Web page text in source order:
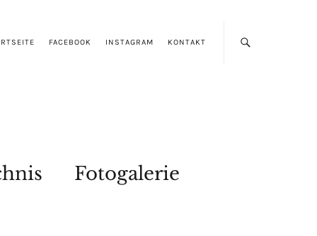
FACEBOOK INSTAGRAM KONTAKT
Fotogalerie